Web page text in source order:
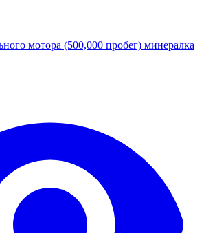
мотора (500,000 пробег) минералка